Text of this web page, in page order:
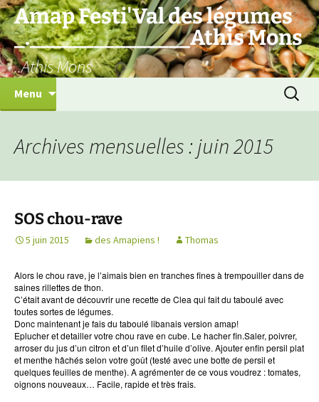
Aller
au
contenu
Amap Festi'Val des légumes
_._______________Athis Mons
..Athis Mons
Menu
Archives mensuelles : juin 2015
SOS chou-rave
5 juin 2015 des Amapiens ! Thomas
Alors le chou rave, je l’aimais bien en tranches fines à trempouiller dans de
saines rillettes de thon.
C’était avant de découvrir une recette de Clea qui fait du taboulé avec
toutes sortes de légumes.
Donc maintenant je fais du taboulé libanais version amap!
Eplucher et detailler votre chou rave en cube. Le hacher fin.Saler, poivrer,
arroser du jus d’un citron et d’un filet d’huile d’olive. Ajouter enfin persil plat
et menthe hâchés selon votre goût (testé avec une botte de persil et
quelques feuilles de menthe). A agrémenter de ce vous voudrez : tomates,
oignons nouveaux… Facile, rapide et très frais.